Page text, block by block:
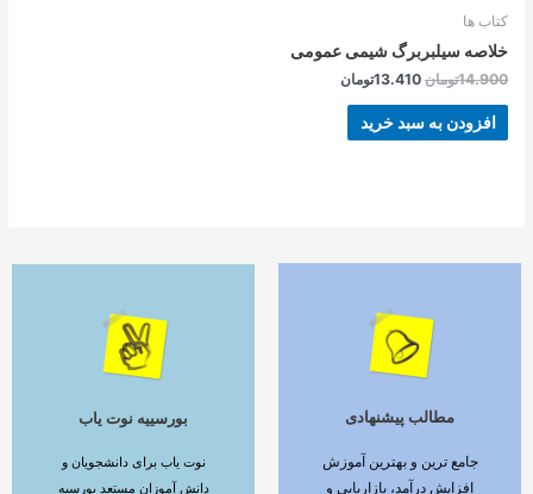
کتاب ها
خلاصه سیلبربرگ شیمی عمومی
14.900تومان 13.410تومان
افزودن به سبد خرید
مطالب پیشنهادی
جامع ترین و بهترین آموزش
افزایش درآمد، بازاریابی و
ادامه مطلب بورسییه نوت یاب
نوت یاب برای دانشجویان و
دانش آموزان مستعد بورسیه
ادامه مطلب